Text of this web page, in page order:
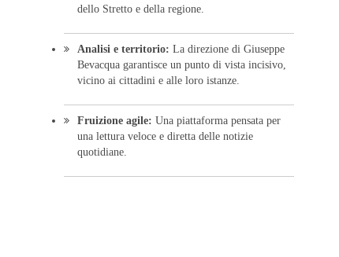
dello Stretto e della regione.
Analisi e territorio: La direzione di Giuseppe
Bevacqua garantisce un punto di vista incisivo,
vicino ai cittadini e alle loro istanze.
Fruizione agile: Una piattaforma pensata per
una lettura veloce e diretta delle notizie
quotidiane.